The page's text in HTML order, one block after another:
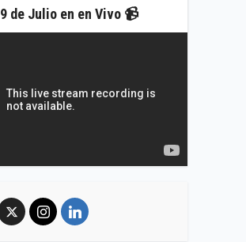
9 de Julio en en Vivo 📹